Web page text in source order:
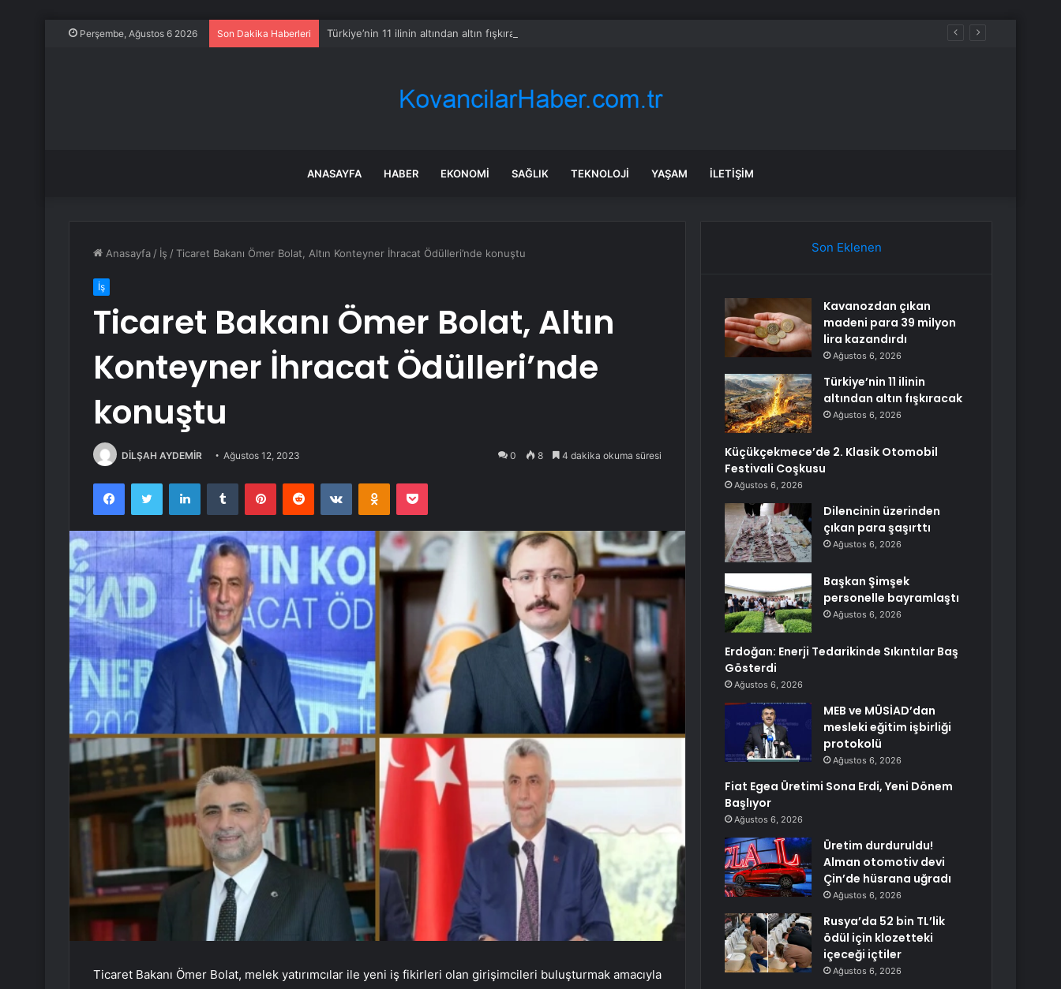
Perşembe, Ağustos 6 2026 Son Dakika Haberleri Türkiye’nin 11 ilinin altından altın fışkıracak
ANASAYFA HABER EKONOMI SAĞLIK TEKNOLOJI YAŞAM İLETIŞIM
Anasayfa / İş /Ticaret Bakanı Ömer Bolat, Altın Konteyner İhracat Ödülleri’nde konuştu
İş
Ticaret Bakanı Ömer Bolat, Altın
Konteyner İhracat Ödülleri’nde
konuştu
DİLŞAH AYDEMİR Ağustos 12, 2023 0 8 4 dakika okuma süresi
FacebookTwitter LinkedInTumblr PinterestReddit VKontakteOdnoklassniki
Pocket
Ticaret Bakanı Ömer Bolat, melek yatırımcılar ile yeni iş fikirleri olan girişimcileri buluşturmak amacıyla
Son Eklenen
Kavanozdan çıkan
madeni para 39 milyon
lira kazandırdı
Ağustos 6, 2026
Türkiye’nin 11 ilinin
altından altın fışkıracak
Ağustos 6, 2026
Küçükçekmece’de 2. Klasik Otomobil
Festivali Coşkusu
Ağustos 6, 2026
Dilencinin üzerinden
çıkan para şaşırttı
Ağustos 6, 2026
Başkan Şimşek
personelle bayramlaştı
Ağustos 6, 2026
Erdoğan: Enerji Tedarikinde Sıkıntılar Baş
Gösterdi
Ağustos 6, 2026
MEB ve MÜSİAD’dan
mesleki eğitim işbirliği
protokolü
Ağustos 6, 2026
Fiat Egea Üretimi Sona Erdi, Yeni Dönem
Başlıyor
Ağustos 6, 2026
Üretim durduruldu!
Alman otomotiv devi
Çin’de hüsrana uğradı
Ağustos 6, 2026
Rusya’da 52 bin TL’lik
ödül için klozetteki
içeceği içtiler
Ağustos 6, 2026